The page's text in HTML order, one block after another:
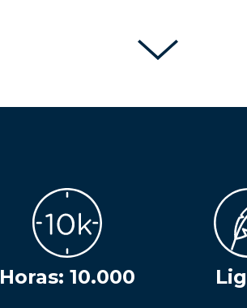
Horas: 10.000